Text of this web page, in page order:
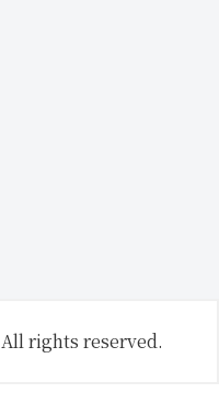
All rights reserved.